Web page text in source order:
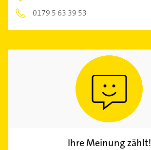
0179 5 63 39 53
Ihre Meinung zählt!